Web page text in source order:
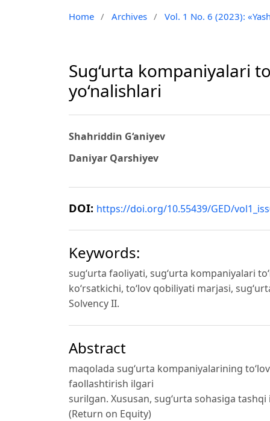
Home / Archives / Vol. 1 No. 6 (2023):
Sug‘urta kompaniyalari
yo‘nalishlari
Shahriddin G‘aniyev
Daniyar Qarshiyev
DOI: https://doi.org/10.55439/GED/
Keywords:
sug‘urta faoliyati, sug‘urta kompaniyalari
ko‘rsatkichi, to‘lov qobiliyati marjasi,
Solvency II.
Abstract
maqolada sug‘urta kompaniyalarining
faollashtirish ilgari
surilgan. Xususan, sug‘urta sohasiga
(Return on Equity)